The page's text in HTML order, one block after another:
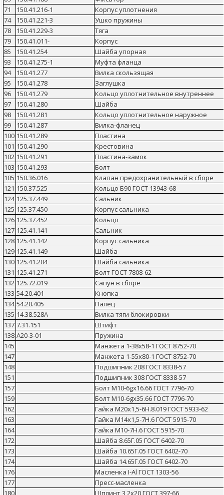
71
150.41.216-1
Корпус уплотнения
74
150.41.221-3
Ушко пружины
78
150.41.229-3
Тяга
79
150.41.011-
Корпус
85
150.41.254
Шайба упорная
93
150.41.275-1
Муфта фланца
94
150.41.277
Вилка скользящая
95
150.41.278
Заглушка
96
150.41.279
Кольцо уплотнительное внутреннее
97
150.41.280
Шайба
98
150.41.281
Кольцо уплотнительное наружное
99
150.41.287
Вилка-фланец
100 150.41.289
Пластина
101 150.41.290
Крестовина
102 150.41.291
Пластина-замок
103 150.41.293
Болт
105 150.36.016
Клапан предохранительный в сборе
121 150.37.525
Кольцо Б90 ГОСТ 13943-68
124 125.37.449
Сальник
125 125.37.450
Корпус сальника
126 125.37.452
Кольцо
127 125.41.141
Сальник
128 125.41.142
Корпус сальника
129 125.41.149
Шайба
130 125.41.204
Шайба сальника
131 125.41.271
Болт ГОСТ 7808-62
132 125.72.019
Сапун в сборе
133 54.20.401
Кнопка
134 54.20.405
Палец
135 14.38.528А
Вилка тяги блокировки
137 7.31.151
Штифт
138 А20-3-01
Пружина
145
Манжета 1-38х58-1 ГОСТ 8752-70
147
Манжета 1-55х80-1 ГОСТ 8752-70
148
Подшипник 208 ГОСТ 8338-57
151
Подшипник 308 ГОСТ 8338-57
157
Болт М10-6gх16.66 ГОСТ 7796-70
159
Болт М10-6gх35.66 ГОСТ 7796-70
162
Гайка М20х1,5-6Н.8.019 ГОСТ 5933-62
163
Гайка М14х1,5-7Н.6 ГОСТ 5915-70
164
Гайка М10-7Н.6 ГОСТ 5915-70
172
Шайба 8.65Г.05 ГОСТ 6402-70
173
Шайба 10.65Г.05 ГОСТ 6402-70
174
Шайба 14.65Г.05 ГОСТ 6402-70
176
Масленка I-Аl ГОСТ 1303-56
177
Пресс-масленка
180
Шплинт 3,2х20 ГОСТ 397-66